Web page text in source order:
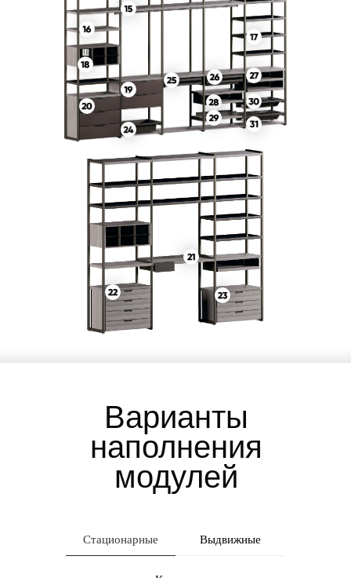
Варианты
наполнения
модулей
Стационарные Выдвижные